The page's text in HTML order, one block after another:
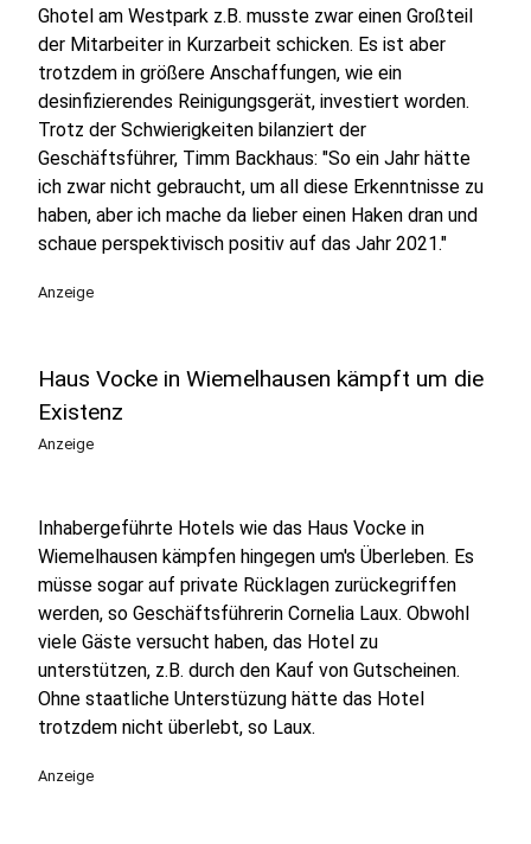
Ghotel am Westpark z.B. musste zwar einen Großteil
der Mitarbeiter in Kurzarbeit schicken. Es ist aber
trotzdem in größere Anschaffungen, wie ein
desinfizierendes Reinigungsgerät, investiert worden.
Trotz der Schwierigkeiten bilanziert der
Geschäftsführer, Timm Backhaus: "So ein Jahr hätte
ich zwar nicht gebraucht, um all diese Erkenntnisse zu
haben, aber ich mache da lieber einen Haken dran und
schaue perspektivisch positiv auf das Jahr 2021."
Anzeige
Haus Vocke in Wiemelhausen kämpft um die
Existenz
Anzeige
Inhabergeführte Hotels wie das Haus Vocke in
Wiemelhausen kämpfen hingegen um's Überleben. Es
müsse sogar auf private Rücklagen zurückegriffen
werden, so Geschäftsführerin Cornelia Laux. Obwohl
viele Gäste versucht haben, das Hotel zu
unterstützen, z.B. durch den Kauf von Gutscheinen.
Ohne staatliche Unterstüzung hätte das Hotel
trotzdem nicht überlebt, so Laux.
Anzeige